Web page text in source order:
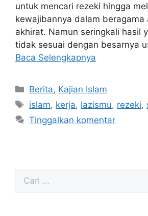
untuk mencari rezeki hingga
kewajibannya dalam beragama
akhirat. Namun seringkali hasil
tidak sesuai dengan besarnya
Baca Selengkapnya
Berita, Kajian Islam
islam, kerja, lazismu, rezeki,
Tinggalkan komentar